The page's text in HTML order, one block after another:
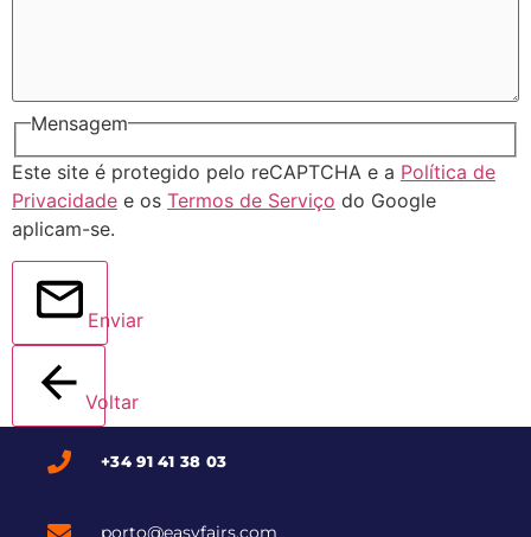
Mensagem
Este site é protegido pelo reCAPTCHA e a Política de
Privacidade e os Termos de Serviço do Google
aplicam-se.
Enviar
Voltar
+34 91 41 38 03
porto@easyfairs.com